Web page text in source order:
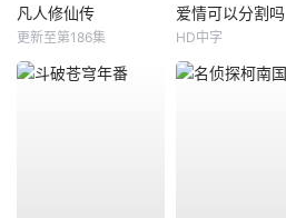
凡人修仙传
更新至第186集
爱情可以分割吗
HD中字